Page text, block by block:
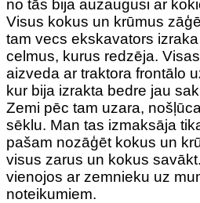
no tās bija auzaugusi ar
Visus kokus un krūmus
tam vecs ekskavators
celmus, kurus redzēja.
aizveda ar traktora frontālo
kur bija izrakta bedre jau
Zemi pēc tam uzara,
sēklu. Man tas izmaksāja
pašam nozāģēt kokus un
visus zarus un kokus
vienojos ar zemnieku uz
noteikumiem.